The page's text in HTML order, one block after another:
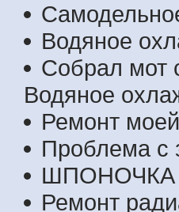
Водяное
Собрал мот
Водяное
Ремонт
Проблема с
ШПОНОЧКА
Ремонт